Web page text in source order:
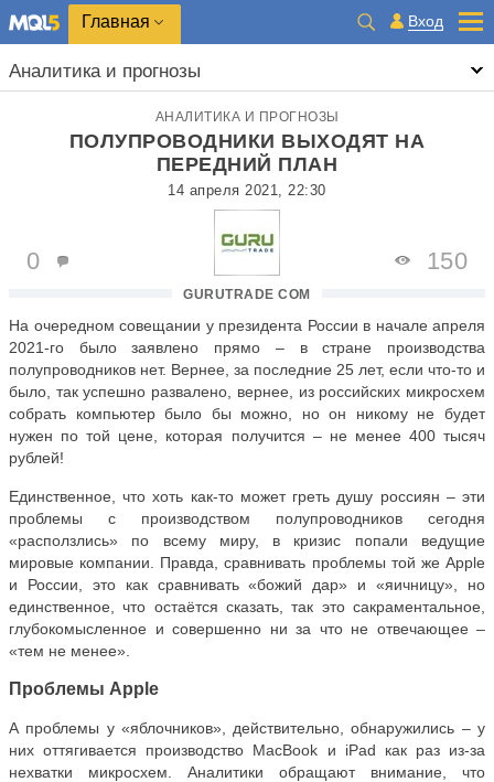
Главная Вход
Аналитика и прогнозы
АНАЛИТИКА И ПРОГНОЗЫ
ПОЛУПРОВОДНИКИ ВЫХОДЯТ НА
ПЕРЕДНИЙ ПЛАН
14 апреля 2021, 22:30
GURUTRADE COM
0 150
На очередном совещании у президента России в начале апреля
2021-го было заявлено прямо – в стране производства
полупроводников нет. Вернее, за последние 25 лет, если что-то и
было, так успешно развалено, вернее, из российских микросхем
собрать компьютер было бы можно, но он никому не будет
нужен по той цене, которая получится – не менее 400 тысяч
рублей!
Единственное, что хоть как-то может греть душу россиян – эти
проблемы с производством полупроводников сегодня
«расползлись» по всему миру, в кризис попали ведущие
мировые компании. Правда, сравнивать проблемы той же Apple
и России, это как сравнивать «божий дар» и «яичницу», но
единственное, что остаётся сказать, так это сакраментальное,
глубокомысленное и совершенно ни за что не отвечающее –
«тем не менее».
Проблемы Apple
А проблемы у «яблочников», действительно, обнаружились – у
них оттягивается производство MacBook и iPad как раз из-за
нехватки микросхем. Аналитики обращают внимание, что